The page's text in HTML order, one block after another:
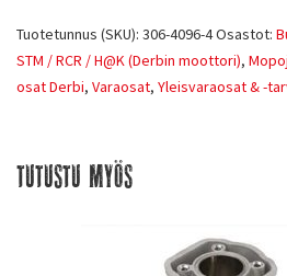
Tuotetunnus (SKU): 306-4096-4Osastot:
STM / RCR / H@K (Derbin moottori),
osat Derbi, Varaosat, Yleisvaraosat & -
Tutustu myös